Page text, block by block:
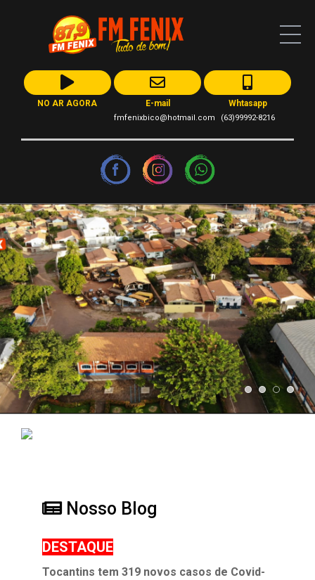
NO AR AGORA E-mail
fmfenixbico@hotmail.com
Whtasapp
(63)99992-8216
Nosso Blog
DESTAQUE
Tocantins tem 319 novos casos de Covid-